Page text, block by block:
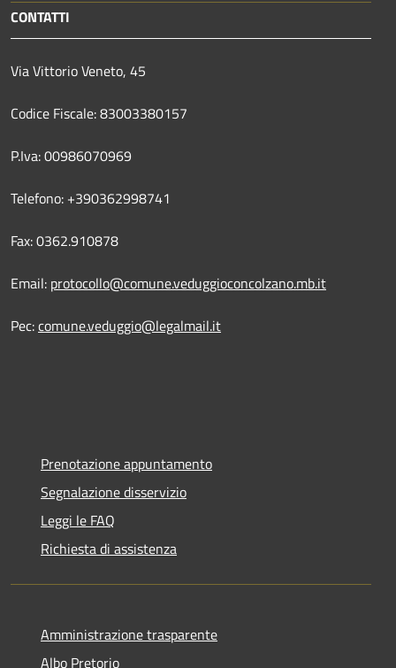
CONTATTI
Via Vittorio Veneto, 45
Codice Fiscale: 83003380157
P.Iva: 00986070969
Telefono: +390362998741
Fax: 0362.910878
Email: protocollo@comune.veduggioconcolzano.mb.it
Pec:comune.veduggio@legalmail.it
Prenotazione appuntamento
Segnalazione disservizio
Leggi le FAQ
Richiesta di assistenza
Amministrazione trasparente
Albo Pretorio